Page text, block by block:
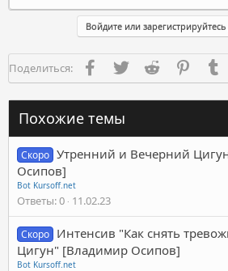
Войдите или зарегистрируйтесь
Поделиться: FacebookTwitter Reddit
Похожие темы
Скоро Утренний и Вечерний
Осипов]
Bot Kursoff.net
Ответы 0 11.02.23
Скоро Интенсив "Как снять
Цигун" [Владимир Осипов]
Bot Kursoff.net